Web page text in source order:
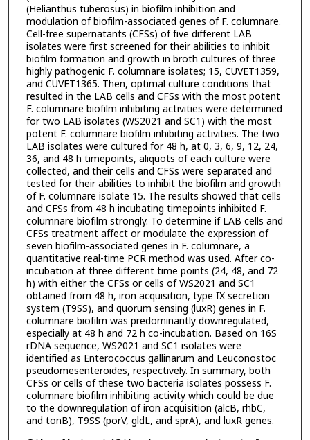
(Helianthus tuberosus) in biofilm inhibition and
modulation of biofilm-associated genes of F. columnare.
Cell-free supernatants (CFSs) of five different LAB
isolates were first screened for their abilities to inhibit
biofilm formation and growth in broth cultures of three
highly pathogenic F. columnare isolates; 15, CUVET1359,
and CUVET1365. Then, optimal culture conditions that
resulted in the LAB cells and CFSs with the most potent
F. columnare biofilm inhibiting activities were determined
for two LAB isolates (WS2021 and SC1) with the most
potent F. columnare biofilm inhibiting activities. The two
LAB isolates were cultured for 48 h, at 0, 3, 6, 9, 12, 24,
36, and 48 h timepoints, aliquots of each culture were
collected, and their cells and CFSs were separated and
tested for their abilities to inhibit the biofilm and growth
of F. columnare isolate 15. The results showed that cells
and CFSs from 48 h incubating timepoints inhibited F.
columnare biofilm strongly. To determine if LAB cells and
CFSs treatment affect or modulate the expression of
seven biofilm-associated genes in F. columnare, a
quantitative real-time PCR method was used. After co-
incubation at three different time points (24, 48, and 72
h) with either the CFSs or cells of WS2021 and SC1
obtained from 48 h, iron acquisition, type IX secretion
system (T9SS), and quorum sensing (luxR) genes in F.
columnare biofilm was predominantly downregulated,
especially at 48 h and 72 h co-incubation. Based on 16S
rDNA sequence, WS2021 and SC1 isolates were
identified as Enterococcus gallinarum and Leuconostoc
pseudomesenteroides, respectively. In summary, both
CFSs or cells of these two bacteria isolates possess F.
columnare biofilm inhibiting activity which could be due
to the downregulation of iron acquisition (alcB, rhbC,
and tonB), T9SS (porV, gldL, and sprA), and luxR genes.